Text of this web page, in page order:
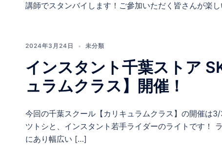
講師でスタンバイします！ご參加いただく皆さんが楽
2024年3月24日 未分類
インスタント千葉ストア
ュラムクラス】開催！
今回の千葉スクール【カリキュラムクラス】の開催は
ツトシと、インスタント若手ライダーのライトです！
にあり幅広い […]